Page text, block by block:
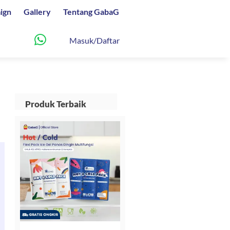
Gallery Tentang GabaG
Masuk/Daftar
Produk Terbaik